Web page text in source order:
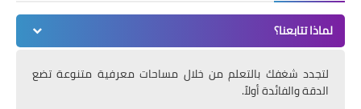
لماذا تتابعنا؟
لتجدد شغفك بالتعلم من خلال مساحات معرفية متنوعة تضع
الدقة والفائدة أولاً.